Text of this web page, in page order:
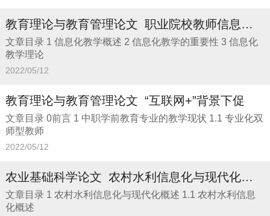
教育理论与教育管理论文_职业院校教师信息化教
文章目录 1 信息化教学概述 2 信息化教学的重要性 3 信息化
教学理论
2022/05/12
教育理论与教育管理论文_“互联网+”背景下促
文章目录 0前言 1 中职学前教育专业的教学现状 1.1 专业化双
师型教师
2022/05/12
农业基础科学论文_农村水利信息化与现代化建设
文章目录 1 农村水利信息化与现代化概述 1.1 农村水利信息
化概述